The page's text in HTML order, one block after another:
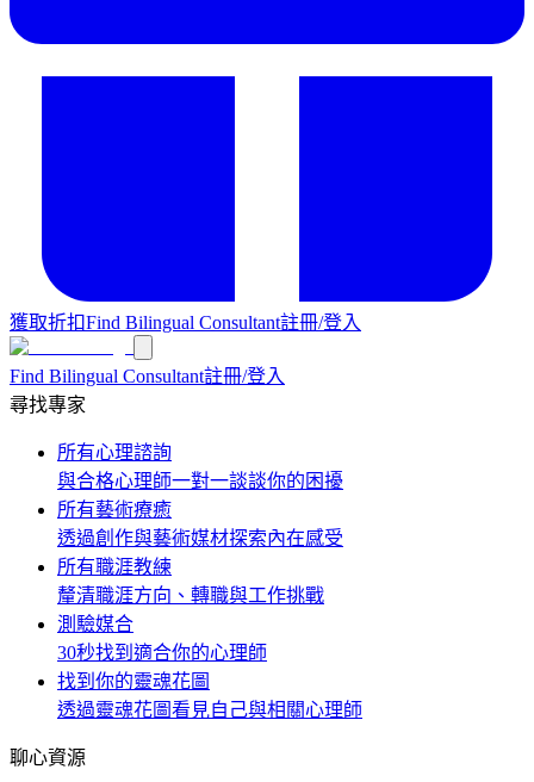
獲取折扣Find Bilingual Consultant註冊/登入
Find Bilingual Consultant註冊/登入
尋找專家
所有心理諮詢
與合格心理師一對一談談你的困擾
所有藝術療癒
透過創作與藝術媒材探索內在感受
所有職涯教練
釐清職涯方向、轉職與工作挑戰
測驗媒合
30秒找到適合你的心理師
找到你的靈魂花圖
透過靈魂花圖看見自己與相關心理師
聊心資源